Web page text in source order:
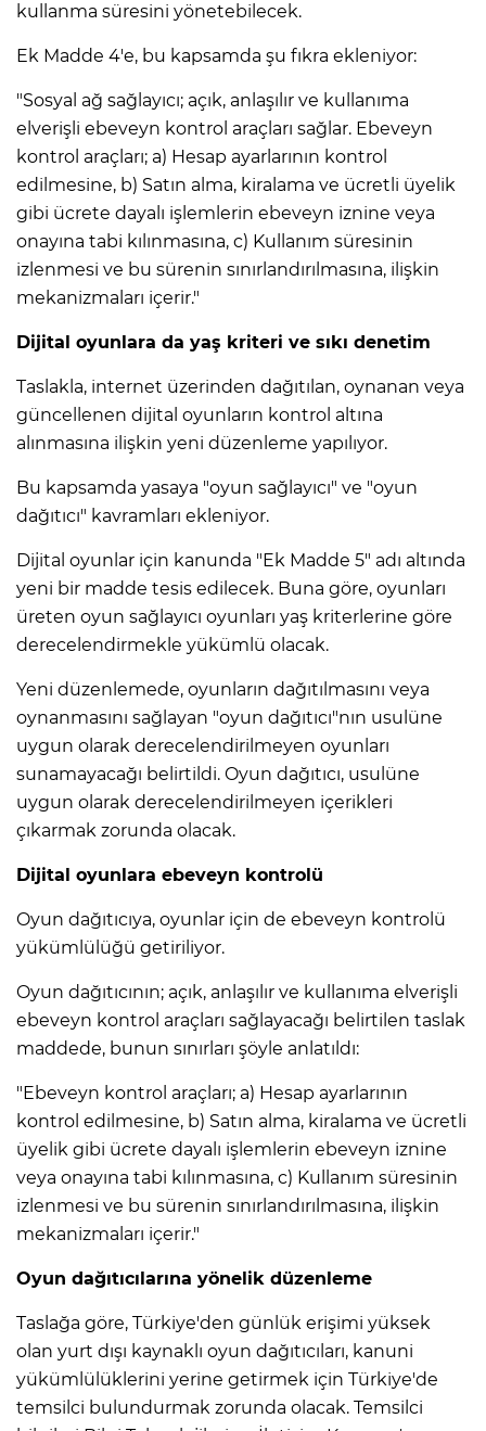
kullanma süresini yönetebilecek.
Ek Madde 4'e, bu kapsamda şu fıkra ekleniyor:
"Sosyal ağ sağlayıcı; açık, anlaşılır ve kullanıma
elverişli ebeveyn kontrol araçları sağlar. Ebeveyn
kontrol araçları; a) Hesap ayarlarının kontrol
edilmesine, b) Satın alma, kiralama ve ücretli üyelik
gibi ücrete dayalı işlemlerin ebeveyn iznine veya
onayına tabi kılınmasına, c) Kullanım süresinin
izlenmesi ve bu sürenin sınırlandırılmasına, ilişkin
mekanizmaları içerir."
Dijital oyunlara da yaş kriteri ve sıkı denetim
Taslakla, internet üzerinden dağıtılan, oynanan veya
güncellenen dijital oyunların kontrol altına
alınmasına ilişkin yeni düzenleme yapılıyor.
Bu kapsamda yasaya "oyun sağlayıcı" ve "oyun
dağıtıcı" kavramları ekleniyor.
Dijital oyunlar için kanunda "Ek Madde 5" adı altında
yeni bir madde tesis edilecek. Buna göre, oyunları
üreten oyun sağlayıcı oyunları yaş kriterlerine göre
derecelendirmekle yükümlü olacak.
Yeni düzenlemede, oyunların dağıtılmasını veya
oynanmasını sağlayan "oyun dağıtıcı"nın usulüne
uygun olarak derecelendirilmeyen oyunları
sunamayacağı belirtildi. Oyun dağıtıcı, usulüne
uygun olarak derecelendirilmeyen içerikleri
çıkarmak zorunda olacak.
Dijital oyunlara ebeveyn kontrolü
Oyun dağıtıcıya, oyunlar için de ebeveyn kontrolü
yükümlülüğü getiriliyor.
Oyun dağıtıcının; açık, anlaşılır ve kullanıma elverişli
ebeveyn kontrol araçları sağlayacağı belirtilen taslak
maddede, bunun sınırları şöyle anlatıldı:
"Ebeveyn kontrol araçları; a) Hesap ayarlarının
kontrol edilmesine, b) Satın alma, kiralama ve ücretli
üyelik gibi ücrete dayalı işlemlerin ebeveyn iznine
veya onayına tabi kılınmasına, c) Kullanım süresinin
izlenmesi ve bu sürenin sınırlandırılmasına, ilişkin
mekanizmaları içerir."
Oyun dağıtıcılarına yönelik düzenleme
Taslağa göre, Türkiye'den günlük erişimi yüksek
olan yurt dışı kaynaklı oyun dağıtıcıları, kanuni
yükümlülüklerini yerine getirmek için Türkiye'de
temsilci bulundurmak zorunda olacak. Temsilci